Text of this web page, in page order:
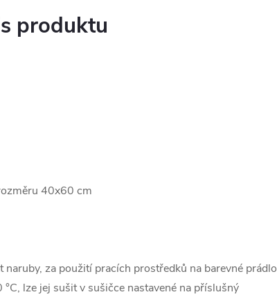
produktu
40x60 cm
naruby, za použití pracích prostředků na barevné prádlo
lze jej sušit v sušičce nastavené na příslušný